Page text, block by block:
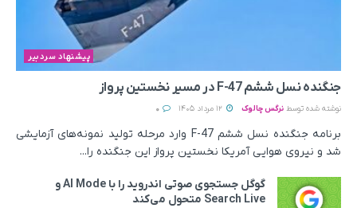
پیشنهاد سردبیر
جنگنده نسل ششم F-47 در مسیر نخستین پرواز
نوشته شده توسط نرگس چالوک
برنامه جنگنده نسل ششم F-47 وارد مرحله تولید نمونه‌های آزمایشی
شد و نیروی هوایی آمریکا نخستین پرواز این جنگنده را...
گوگل جستجوی صوتی اندروید را با AI Mode و
Search Live متحول می‌کند